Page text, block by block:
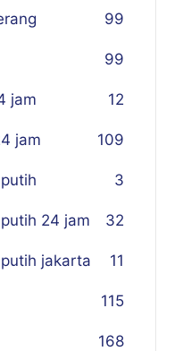
99
99
jam 12
jam 109
3
24 jam 32
jakarta 11
115
168